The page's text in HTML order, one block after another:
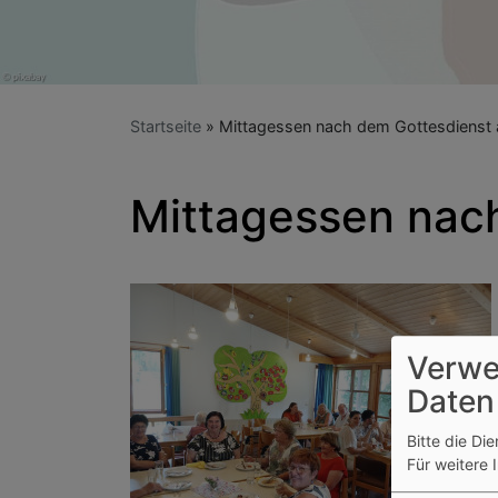
Startseite Mittagessen nach dem Gottesdienst
Mittagessen
Bitte die
Für weitere